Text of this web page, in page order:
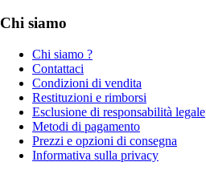
Chi siamo
Chi siamo ?
Contattaci
Condizioni di vendita
Restituzioni e rimborsi
Esclusione di responsabilità legale
Metodi di pagamento
Prezzi e opzioni di consegna
Informativa sulla privacy